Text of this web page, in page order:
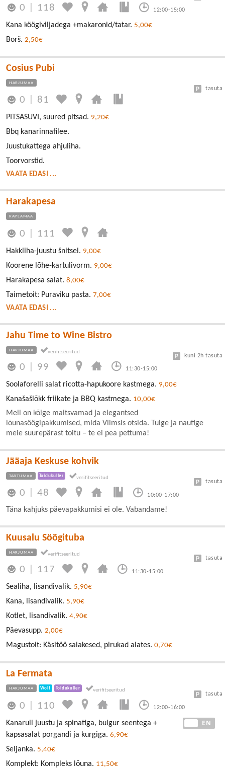
0 118 12:00-15:00
Kana köögiviljadega +makaronid/tatar. 5,00€
Borš. 2,50€
Cosius Pubi
HARJUMAA
0 81
tasuta
PITSASUVI, suured pitsad. 9,20€
Bbq kanarinnafilee.
Juustukattega ahjuliha.
Toorvorstid.
VAATA EDASI ...
Harakapesa
RAPLAMAA
0 111
Hakkliha-juustu šnitsel. 9,00€
Koorene lõhe-kartulivorm. 9,00€
Harakapesa salat. 8,00€
Taimetoit: Puraviku pasta. 7,00€
VAATA EDASI ...
Jahu Time to Wine Bistro
HARJUMAA
0 99 11:30-15:00
kuni 2h tasuta
Soolaforelli salat ricotta-hapukoore kastmega. 9,00€
Kanašašlõkk friikate ja BBQ kastmega. 10,00€
Meil on kõige maitsvamad ja elegantsed
lõunasöögipakkumised, mida Viimsis otsida. Tulge ja nautige
meie suurepärast toitu – te ei pea pettuma!
Jääaja Keskuse kohvik
TARTUMAA Toidukuller
0 |48 10:00-17:00
tasuta
Täna kahjuks päevapakkumisi ei ole. Vabandame!
Kuusalu Söögituba
HARJUMAA
0 117 11:30-15:00
tasuta
Sealiha, lisandivalik. 5,90€
Kana, lisandivalik. 5,90€
Kotlet, lisandivalik. 4,90€
Päevasupp. 2,00€
Magustoit: Käsitöö saiakesed, pirukad alates. 0,70€
La Fermata
HARJUMAA Wolt Toidukuller
0 110 12:00-16:00
tasuta
EN
Kanarull juustu ja spinatiga, bulgur seentega +
kapsasalat porgandi ja kurgiga. 6,90€
Seljanka. 5,40€
Komplekt: Kompleks lõuna. 11,50€